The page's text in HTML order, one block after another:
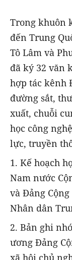
Trong khuôn
đến Trung
Tô Lâm và
đã ký 32 văn
hợp tác kênh
đường sắt,
xuất, chuỗi
học công
lực, truyền
1. Kế hoạch
Nam nước
và Đảng
Nhân dân
2. Bản ghi
ương Đảng